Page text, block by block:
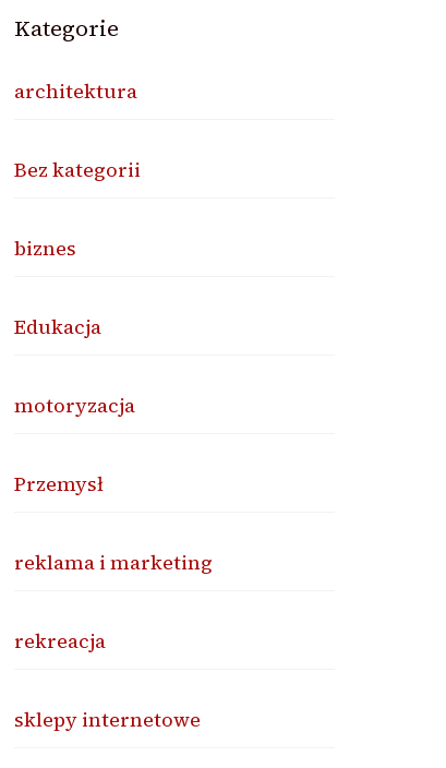
Kategorie
architektura
Bez kategorii
biznes
Edukacja
motoryzacja
Przemysł
reklama i marketing
rekreacja
sklepy internetowe